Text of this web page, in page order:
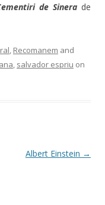
de Sinerade
Recomanem and
salvador espriu on
Albert Einstein →